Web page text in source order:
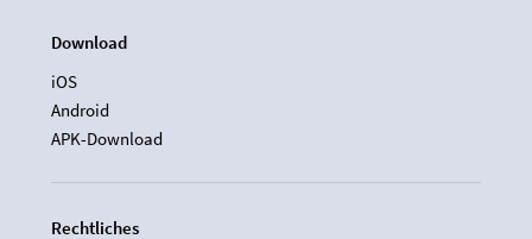
Download
iOS
Android
APK-Download
Rechtliches